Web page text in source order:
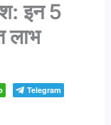
इन 5
लाभ
Telegram